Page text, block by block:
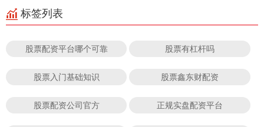
标签列表
股票配资平台哪个可靠 股票有杠杆吗
股票入门基础知识 股票鑫东财配资
股票配资公司官方 正规实盘配资平台